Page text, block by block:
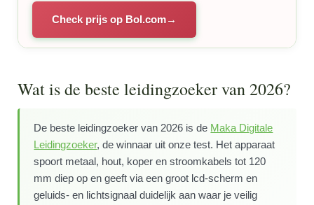
Check prijs op Bol.com
Wat is de beste leidingzoeker van 2026?
De beste leidingzoeker van 2026 is de Maka Digitale
Leidingzoeker, de winnaar uit onze test. Het apparaat
spoort metaal, hout, koper en stroomkabels tot 120
mm diep op en geeft via een groot lcd-scherm en
geluids- en lichtsignaal duidelijk aan waar je veilig